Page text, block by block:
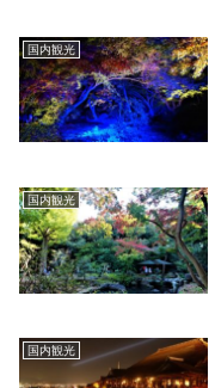
国内観光
国内観光
国内観光